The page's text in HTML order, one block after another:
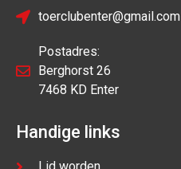
toerclubenter@gmail.com
Postadres:
Berghorst 26
7468 KD Enter
Handige links